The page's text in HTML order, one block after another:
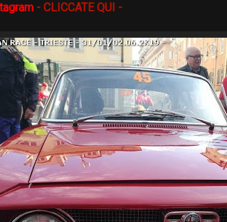
- CLICCATE QUI -